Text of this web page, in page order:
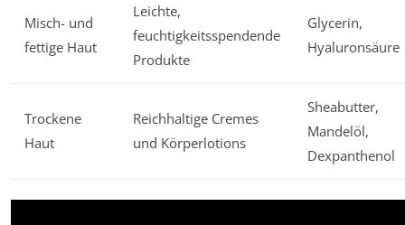
Misch- und
fettige Haut
Leichte,
feuchtigkeitsspendende
Produkte
Glycerin,
Hyaluronsäure
Trockene
Haut
Reichhaltige Cremes
und Körperlotions
Sheabutter,
Mandelöl,
Dexpanthenol